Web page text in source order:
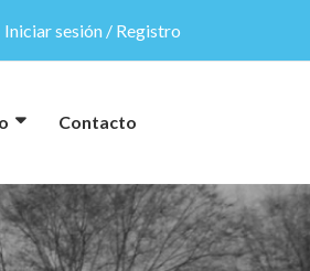
Iniciar sesión / Registro
Contacto